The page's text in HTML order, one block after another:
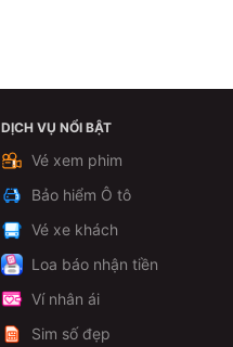
DỊCH VỤ NỔI BẬT
Vé xem phim
Bảo hiểm Ô tô
Vé xe khách
Loa báo nhận tiền
Ví nhân ái
Sim số đẹp